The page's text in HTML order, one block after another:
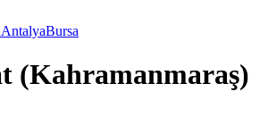
AntalyaBursa
(Kahramanmaraş)